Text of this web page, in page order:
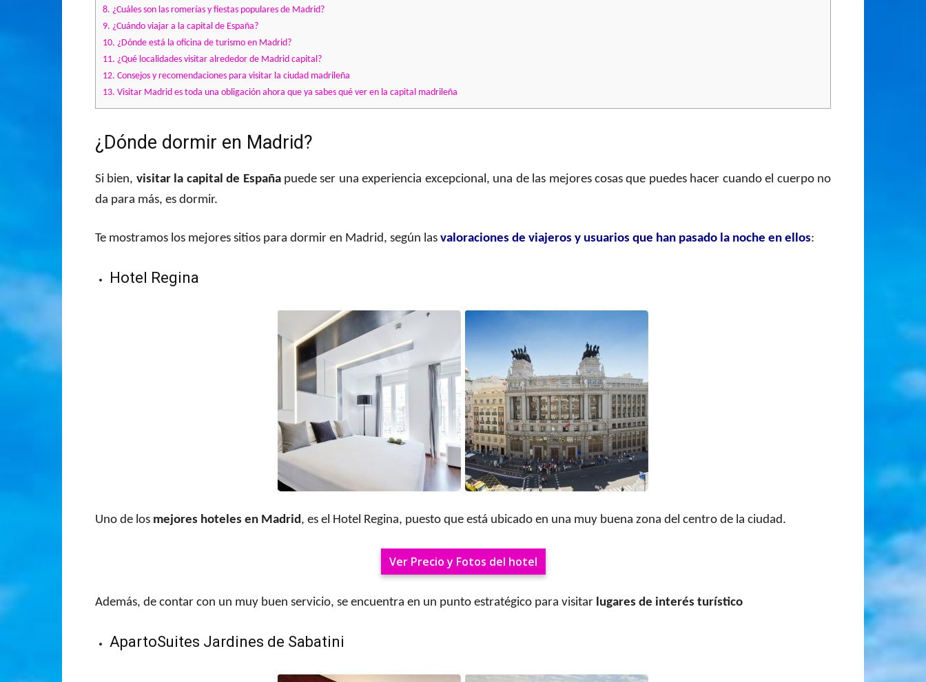
8. ¿Cuáles son las romerías y fiestas populares de Madrid?
9. ¿Cuándo viajar a la capital de España?
10. ¿Dónde está la oficina de turismo en Madrid?
11. ¿Qué localidades visitar alrededor de Madrid capital?
12. Consejos y recomendaciones para visitar la ciudad madrileña
13. Visitar Madrid es toda una obligación ahora que ya sabes qué ver en la capital madrileña
¿Dónde dormir en Madrid?
Si bien, visitar la capital de Españapuede ser una experiencia excepcional, una de las mejores cosas que puedes hacer cuando el cuerpo no
da para más, es dormir.
Te mostramos los mejores sitios para dormir en Madrid, según las valoraciones de viajeros y usuarios que han pasado la noche en ellos:
Hotel Regina
Uno de los mejores hoteles en Madrid, es el Hotel Regina, puesto que está ubicado en una muy buena zona del centro de la ciudad.
Ver Precio y Fotos del hotel
Además, de contar con un muy buen servicio, se encuentra en un punto estratégico para visitar lugares de interés turístico
ApartoSuites Jardines de Sabatini